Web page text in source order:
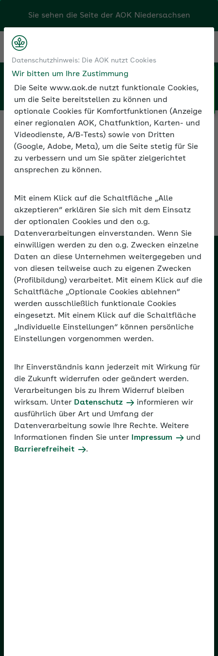
Datenschutzhinweis: Die AOK nutzt Cookies
Wir bitten um Ihre Zustimmung
Die Seite www.aok.de nutzt funktionale Cookies,
um die Seite bereitstellen zu können und
optionale Cookies für Komfortfunktionen (Anzeige
einer regionalen AOK, Chatfunktion, Karten- und
Videodienste, A/B-Tests) sowie von Dritten
(Google, Adobe, Meta), um die Seite stetig für Sie
zu verbessern und um Sie später zielgerichtet
ansprechen zu können.
Mit einem Klick auf die Schaltfläche „Alle
akzeptieren“ erklären Sie sich mit dem Einsatz
der optionalen Cookies und den o.g.
Datenverarbeitungen einverstanden. Wenn Sie
einwilligen werden zu den o.g. Zwecken einzelne
Daten an diese Unternehmen weitergegeben und
von diesen teilweise auch zu eigenen Zwecken
(Profilbildung) verarbeitet. Mit einem Klick auf die
Schaltfläche „Optionale Cookies ablehnen“
werden ausschließlich funktionale Cookies
eingesetzt. Mit einem Klick auf die Schaltfläche
„Individuelle Einstellungen“ können persönliche
Einstellungen vorgenommen werden.
Ihr Einverständnis kann jederzeit mit Wirkung für
die Zukunft widerrufen oder geändert werden.
Verarbeitungen bis zu Ihrem Widerruf bleiben
wirksam. Unter Datenschutz
informieren wir
ausführlich über Art und Umfang der
Datenverarbeitung sowie Ihre Rechte. Weitere
Informationen finden Sie unter
Impressum
und
Barrierefreiheit
.
Sie sehen die Seite der AOK Niedersachsen
Klicken Sie hier, wenn Sie Ihre
AOK/Region wechseln möchten.
Persönlicher Bereich
Persönlicher Bereich
Melden Sie sich jetzt an,
Arbeitgeberportal nutzen zu können.
Das AOK-Fachportal für
Arbeitgeber
Service
Rechtliches
Folgen Sie uns